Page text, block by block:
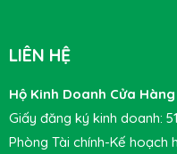
LIÊN HỆ
Hộ Kinh Doanh Cửa
Giấy đăng ký kinh doanh:
Phòng Tài chính-Kế hoạch